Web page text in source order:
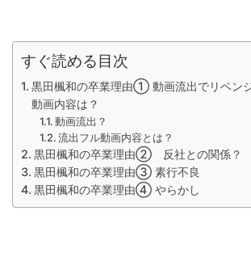
すぐ読める目次
黒田楓和の卒業理由① 動画流出でリベン
動画内容は？
動画流出？
流出フル動画内容とは？
黒田楓和の卒業理由② 反社との関係？
黒田楓和の卒業理由③ 素行不良
黒田楓和の卒業理由④ やらかし